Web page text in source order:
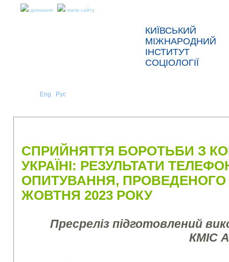
домашня мапа сайту
КИЇВСЬКИЙ
МІЖНАРОДНИЙ
ІНСТИТУТ
СОЦІОЛОГІЇ
Eng Рус
СПРИЙНЯТТЯ БОРОТЬБИ З
УКРАЇНІ: РЕЗУЛЬТАТИ
ОПИТУВАННЯ, ПРОВЕДЕНОГО
ЖОВТНЯ 2023 РОКУ
Пресреліз підготовлений
КМІС